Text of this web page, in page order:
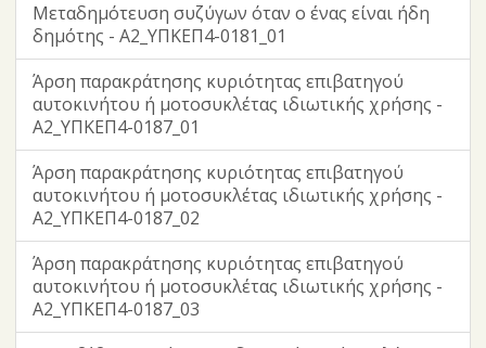
Μεταδημότευση συζύγων όταν ο ένας είναι ήδη
δημότης - Α2_ΥΠΚΕΠ4-0181_01
Άρση παρακράτησης κυριότητας επιβατηγού
αυτοκινήτου ή μοτοσυκλέτας ιδιωτικής χρήσης -
Α2_ΥΠΚΕΠ4-0187_01
Άρση παρακράτησης κυριότητας επιβατηγού
αυτοκινήτου ή μοτοσυκλέτας ιδιωτικής χρήσης -
Α2_ΥΠΚΕΠ4-0187_02
Άρση παρακράτησης κυριότητας επιβατηγού
αυτοκινήτου ή μοτοσυκλέτας ιδιωτικής χρήσης -
Α2_ΥΠΚΕΠ4-0187_03